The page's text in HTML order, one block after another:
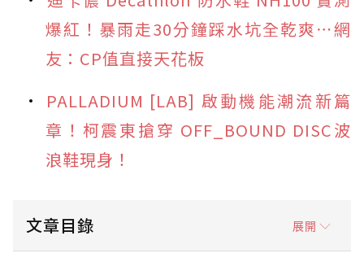
爆紅！暴雨走30分鐘踩水坑全乾爽⋯網
友：CP值直接天花板
PALLADIUM [LAB] 啟動機能潮流新篇
章！柯震東搶穿 OFF_BOUND DISC波
浪鞋現身！
文章目錄 展開